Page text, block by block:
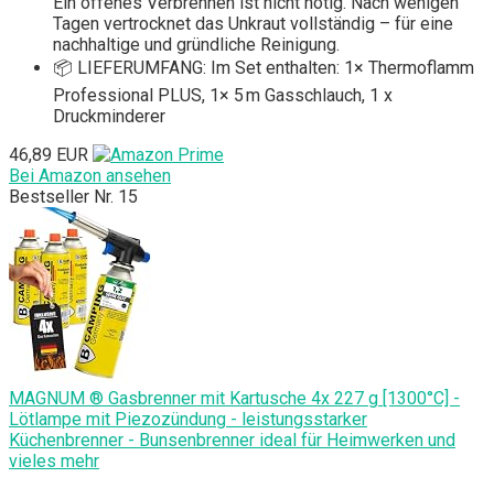
Tagen vertrocknet das Unkraut vollständig – für eine
nachhaltige und gründliche Reinigung.
📦 LIEFERUMFANG: Im Set enthalten: 1× Thermoflamm
Professional PLUS, 1× 5 m Gasschlauch, 1 x
Druckminderer
46,89 EUR
Bei Amazon ansehen
Bestseller Nr. 15
MAGNUM ® Gasbrenner mit Kartusche 4x 227 g [1300°C] -
Lötlampe mit Piezozündung - leistungsstarker
Küchenbrenner - Bunsenbrenner ideal für Heimwerken und
vieles mehr